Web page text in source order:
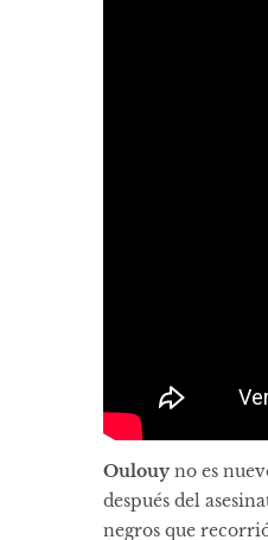
Oulouyno es
después del
negros que